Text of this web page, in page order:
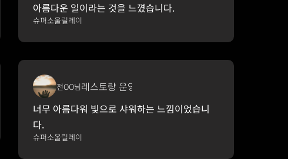
아름다운 일이라는 것을 느꼈습니다.
슈퍼소울릴레이
전OO님레스토랑 운영
너무 아름다워 빛으로 샤워하는 느낌이었습니
다.
슈퍼소울릴레이